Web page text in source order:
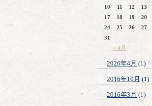
« 4月
10 11 12 13
17
18 19 20
24
25 26 27
31
2026年4月 (1)
2016年10月 (1)
2016年3月 (1)